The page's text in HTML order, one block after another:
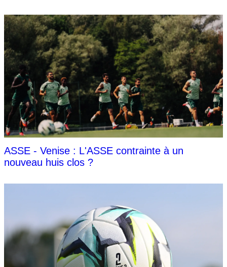
ASSE - Venise : L'ASSE contrainte à un
nouveau huis clos ?